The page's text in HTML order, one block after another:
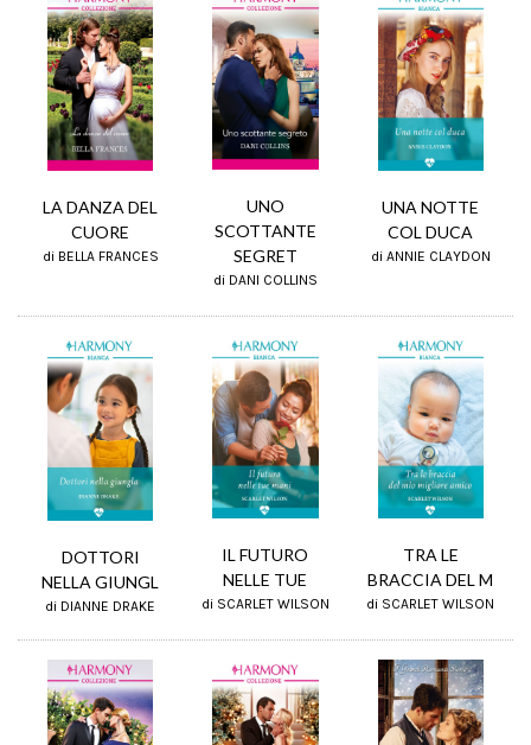
LA DANZA DEL
CUORE
di BELLA FRANCES
UNO
SCOTTANTE
SEGRET
di DANI COLLINS
UNA NOTTE
COL DUCA
di ANNIE CLAYDON
DOTTORI
NELLA GIUNGL
di DIANNE DRAKE
IL FUTURO
NELLE TUE
di SCARLET WILSON
TRA LE
BRACCIA DEL M
di SCARLET WILSON